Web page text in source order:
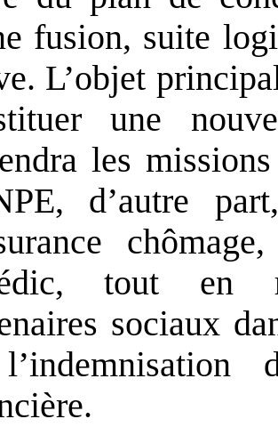
fusion, suite
L’objet
une
les
d’autre
tout en
sociaux